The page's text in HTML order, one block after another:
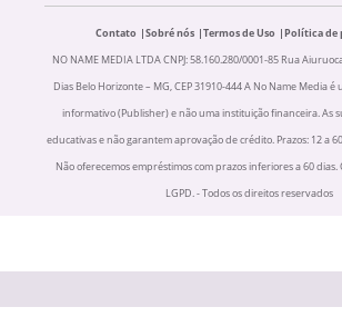
Contato Sobré nós Termos de Uso
Política de
NO NAME MEDIA LTDA CNPJ: 58.160.280/0001-85 Rua
Dias Belo Horizonte – MG, CEP 31910-444 A No Name Media
informativo (Publisher) e não uma instituição financeira. As
educativas e não garantem aprovação de crédito. Prazos: 12 a 60
Não oferecemos empréstimos com prazos inferiores a 60
LGPD. - Todos os direitos reservados